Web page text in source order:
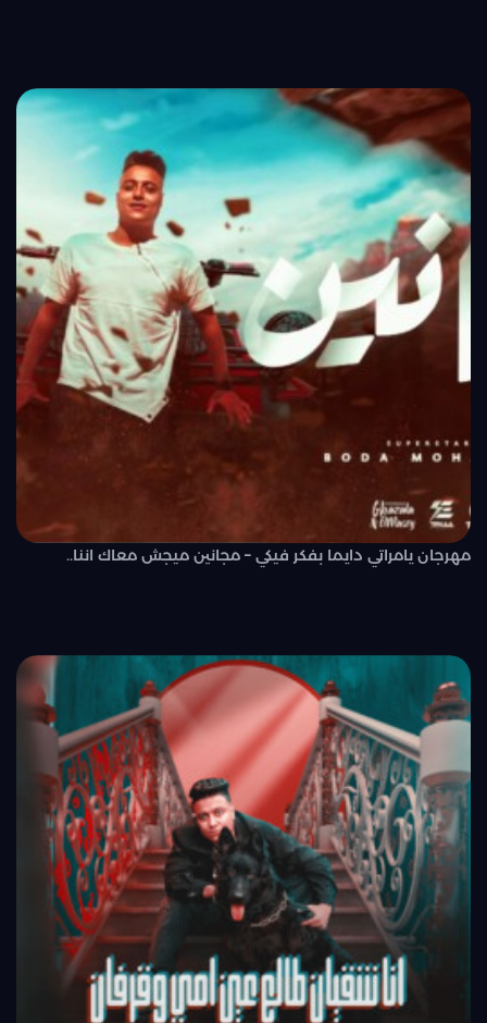
مهرجان يامراتي دايما بفكر فيكي – مجانين ميجش معاك اننا..